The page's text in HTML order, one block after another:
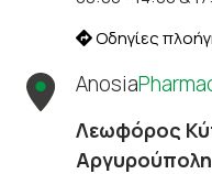
Οδηγίες
Anosia
Λεωφόρος
Αργυρούπολη